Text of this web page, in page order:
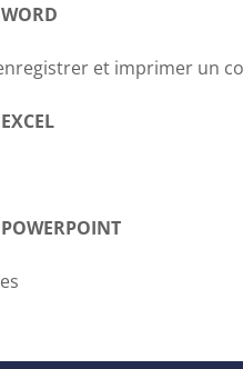
et imprimer un